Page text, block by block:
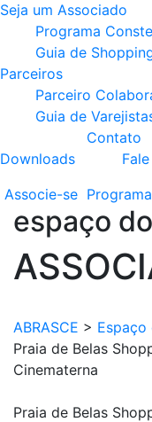
Seja um Associado
Programa
Guia de
Parceiros
Parceiro
Guia de
Downloads
Contato
Associe-se Programa
espaço do
ABRASCE > Espaço
Praia de Belas
Cinematerna
Praia de Belas